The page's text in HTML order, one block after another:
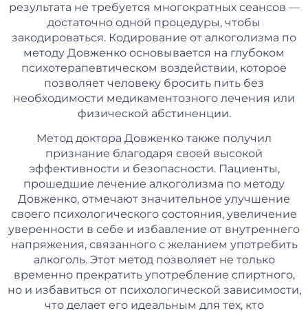
результата не требуется многократных сеансов —
достаточно одной процедуры, чтобы
закодироваться. Кодирование от алкоголизма по
методу Довженко основывается на глубоком
психотерапевтическом воздействии, которое
позволяет человеку бросить пить без
необходимости медикаментозного лечения или
физической абстиненции.
Метод доктора Довженко также получил
признание благодаря своей высокой
эффективности и безопасности. Пациенты,
прошедшие лечение алкоголизма по методу
Довженко, отмечают значительное улучшение
своего психологического состояния, увеличение
уверенности в себе и избавление от внутреннего
напряжения, связанного с желанием употребить
алкоголь. Этот метод позволяет не только
временно прекратить употребление спиртного,
но и избавиться от психологической зависимости,
что делает его идеальным для тех, кто